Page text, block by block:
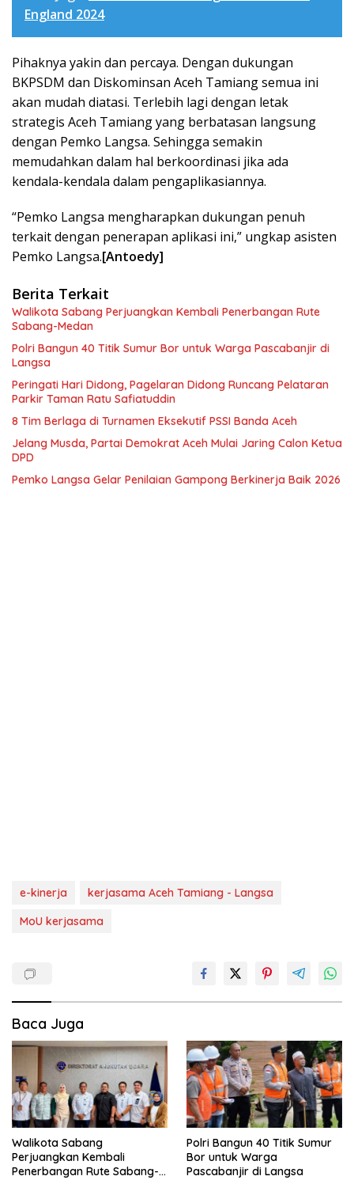
England 2024
Pihaknya yakin dan percaya. Dengan dukungan
BKPSDM dan Diskominsan Aceh Tamiang semua ini
akan mudah diatasi. Terlebih lagi dengan letak
strategis Aceh Tamiang yang berbatasan langsung
dengan Pemko Langsa. Sehingga semakin
memudahkan dalam hal berkoordinasi jika ada
kendala-kendala dalam pengaplikasiannya.
“Pemko Langsa mengharapkan dukungan penuh
terkait dengan penerapan aplikasi ini,” ungkap asisten
Pemko Langsa.[Antoedy]
Berita Terkait
Walikota Sabang Perjuangkan Kembali Penerbangan Rute
Sabang-Medan
Polri Bangun 40 Titik Sumur Bor untuk Warga Pascabanjir di
Langsa
Peringati Hari Didong, Pagelaran Didong Runcang Pelataran
Parkir Taman Ratu Safiatuddin
8 Tim Berlaga di Turnamen Eksekutif PSSI Banda Aceh
Jelang Musda, Partai Demokrat Aceh Mulai Jaring Calon Ketua
DPD
Pemko Langsa Gelar Penilaian Gampong Berkinerja Baik 2026
e-kinerja
kerjasama Aceh Tamiang - Langsa
MoU kerjasama
Baca Juga
Walikota Sabang
Perjuangkan Kembali
Penerbangan Rute Sabang-
Polri Bangun 40 Titik Sumur
Bor untuk Warga
Pascabanjir di Langsa